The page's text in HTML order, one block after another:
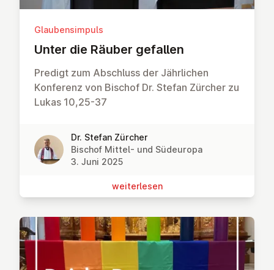
Glaubensimpuls
Unter die Räuber gefallen
Predigt zum Abschluss der Jährlichen
Konferenz von Bischof Dr. Stefan Zürcher zu
Lukas 10,25-37
Dr. Stefan Zürcher
Bischof Mittel- und Südeuropa
3. Juni 2025
wei­ter­le­sen